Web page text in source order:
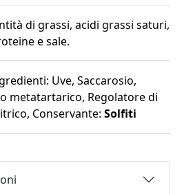
di grassi, acidi grassi saturi,
e sale.
Uve, Saccarosio,
metatartarico, Regolatore di
Conservante: Solfiti